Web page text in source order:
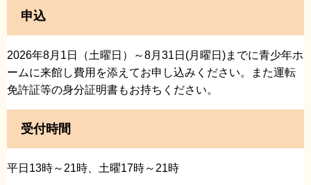
申込
2026年8月1日（土曜日）～8月31日(月曜日)までに青少年ホ
ームに来館し費用を添えてお申し込みください。また運転
免許証等の身分証明書もお持ちください。
受付時間
平日13時～21時、土曜17時～21時